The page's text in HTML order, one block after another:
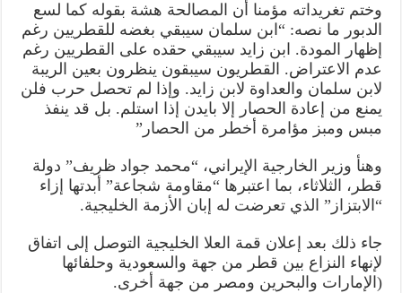
وختم تغريداته مؤمنا أن المصالحة هشة بقوله كما لسع
الدبور ما نصه: “ابن سلمان سيبقي بغضه للقطريين رغم
إظهار المودة. ابن زايد سيبقي حقده على القطريين رغم
عدم الاعتراض. القطريون سيبقون ينظرون بعين الريبة
لابن سلمان والعداوة لابن زايد. وإذا لم تحصل حرب فلن
يمنع من إعادة الحصار إلا بايدن إذا استلم. بل قد ينفذ
مبس ومبز مؤامرة أخطر من الحصار”
وهنأ وزير الخارجية الإيراني، “محمد جواد ظريف” دولة
قطر، الثلاثاء، بما اعتبرها “مقاومة شجاعة” أبدتها إزاء
“الابتزاز” الذي تعرضت له إبان الأزمة الخليجية.
جاء ذلك بعد إعلان قمة العلا الخليجية التوصل إلى اتفاق
لإنهاء النزاع بين قطر من جهة والسعودية وحلفائها
(الإمارات والبحرين ومصر من جهة أخرى.